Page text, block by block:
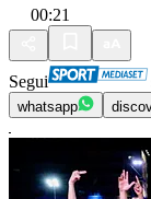
00:21
Segui
whatsapp